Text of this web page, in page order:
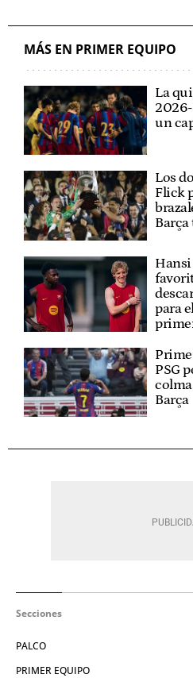
MÁS EN PRIMER EQUIPO
La
2026-
un
Los
Flick
Barça
Hansi
para
PSG
Barça
Secciones
PALCO
PRIMER EQUIPO